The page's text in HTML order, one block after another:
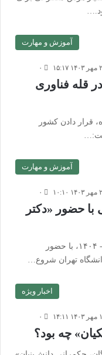
آموزش و مهارت
۱۵:۱۷ ۰
قله فناوری
قرار دادن کشور
آموزش و مهارت
۱۰:۱۰ ۰
حضور «دکتر
مراسم رسمی آغاز سال تحصیلی جدید ۱۴۰۳- ۱۴۰۴، با حضور
اخبار ویژه
۰
چه بود؟